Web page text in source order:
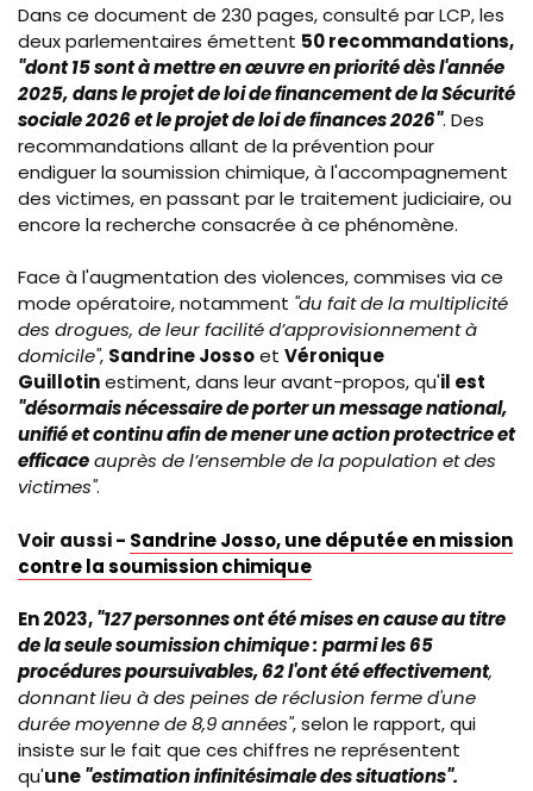
Dans ce document de 230 pages, consulté par LCP, les
deux parlementaires émettent 50 recommandations,
"dont 15 sont à mettre en œuvre en priorité dès l'année
2025,dans le projet de loi de financement de la Sécurité
sociale 2026 et le projet de loi de finances 2026". Des
recommandations allant de la prévention pour
endiguer la soumission chimique, à l'accompagnement
des victimes, en passant par le traitement judiciaire, ou
encore la recherche consacrée à ce phénomène.
Face à l'augmentation des violences, commises via ce
mode opératoire, notamment "du fait de la multiplicité
des drogues, de leur facilité d’approvisionnement à
domicile", Sandrine Jossoet Véronique
Guillotinestiment, dans leur avant-propos, qu'il est
"désormais nécessaire de porter un message national,
unifié et continu afin de mener une action protectrice et
efficaceauprès de l’ensemble de la population et des
victimes".
Voir aussi - SandrineJosso, une députée en mission
contre la soumission chimique
En 2023,"127 personnes ont été mises en cause au titre
de la seule soumission chimique : parmi les 65
procédures poursuivables, 62 l'ont été effectivement,
donnant lieu à des peines de réclusion ferme d'une
durée moyenne de 8,9 années", selon le rapport, qui
insiste sur le fait que ces chiffres ne représentent
qu'une"estimation infinitésimale des situations".